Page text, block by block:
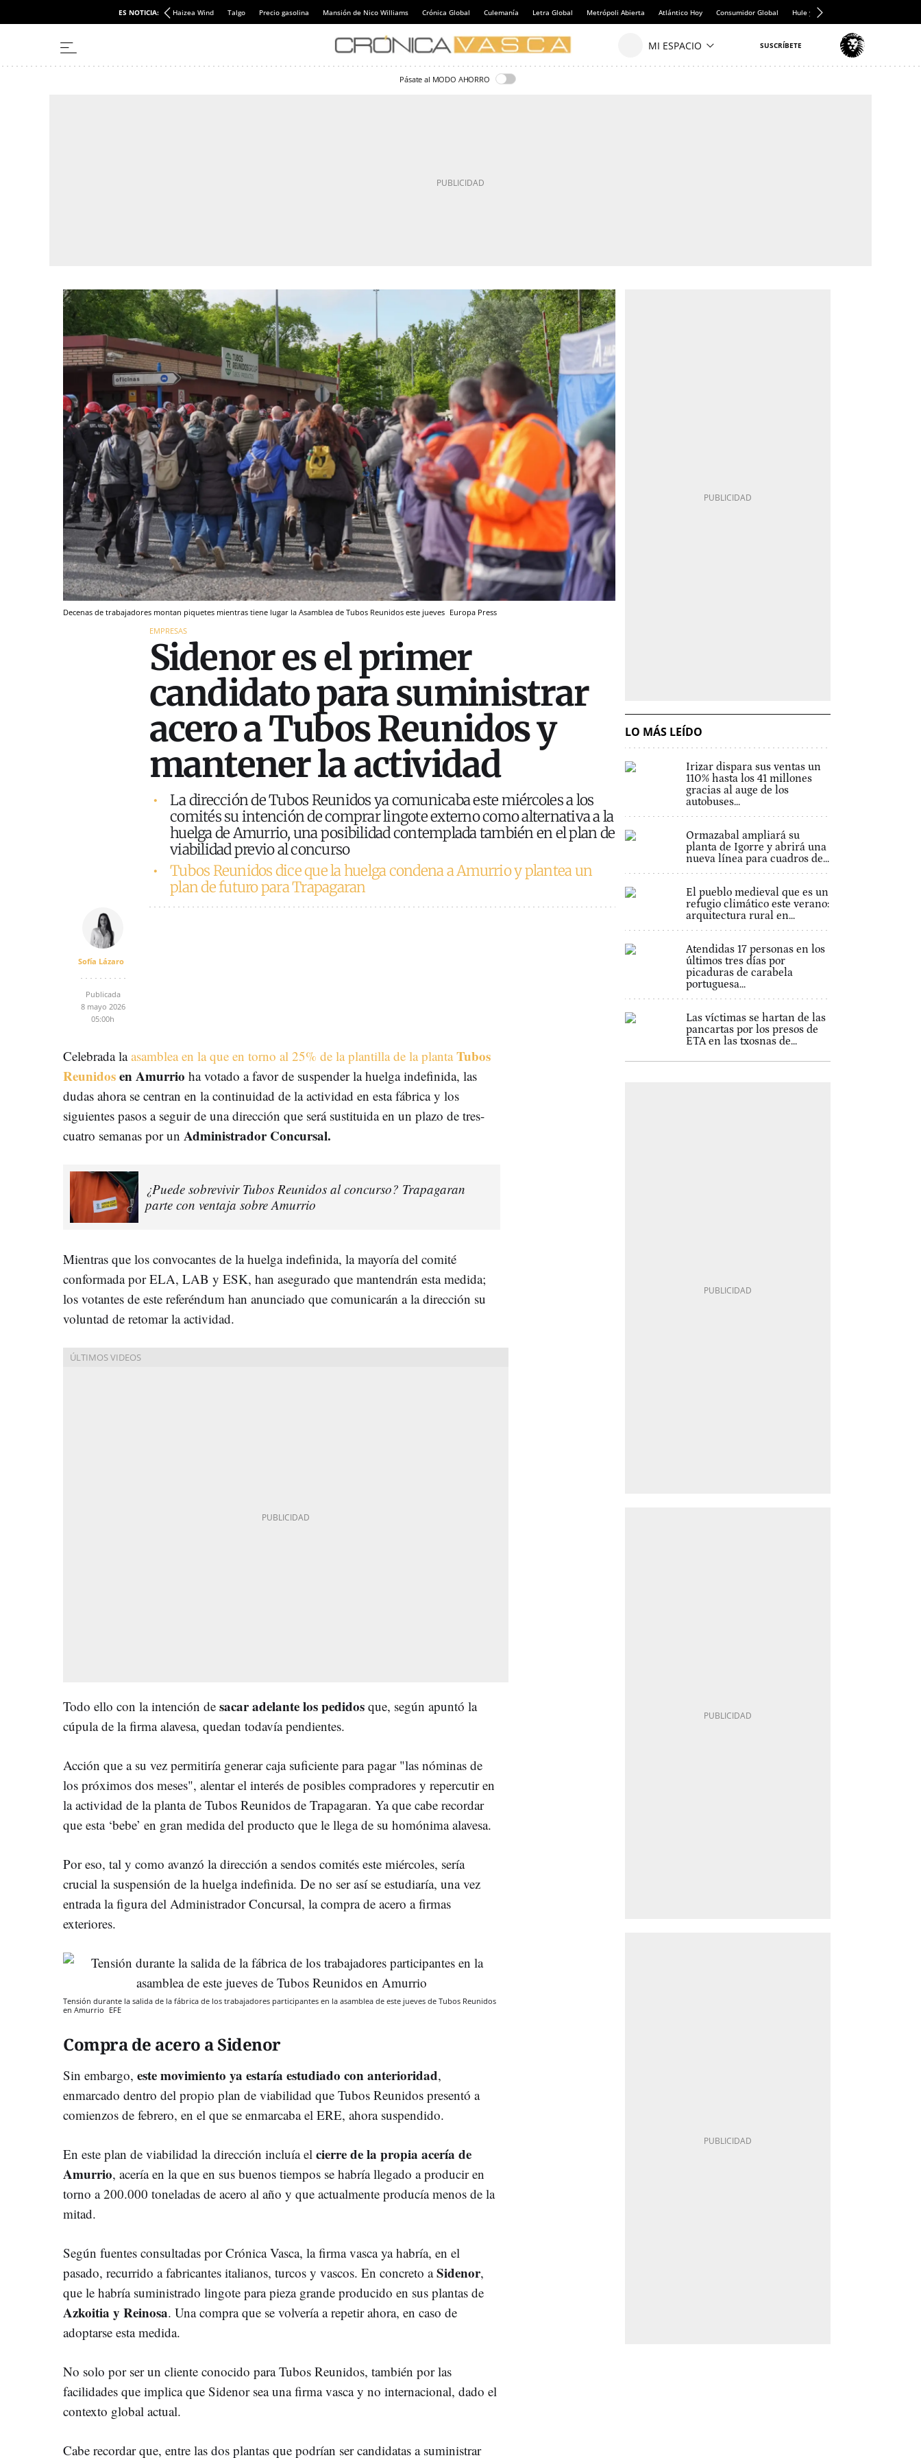
ES NOTICIA:
Apoyo independencia Irizar Haizea Wind Talgo Precio gasolina Mansión de Nico Williams Crónica Global Culemanía Letra Global Metrópoli Abierta Atlántico Hoy Consumidor Global Hule y Mantel
Pásate al MODO AHORRO
Decenas de trabajadores montan piquetes mientras tiene lugar la Asamblea de Tubos Reunidos este jueves Europa Press
EMPRESAS
Sidenor es el primer
candidato para suministrar
acero a Tubos Reunidos y
mantener la actividad
La dirección de Tubos Reunidos ya comunicaba este miércoles a los
comités su intención de comprar lingote externo como alternativa a la
huelga de Amurrio, una posibilidad contemplada también en el plan de
viabilidad previo al concurso
Tubos Reunidos dice que la huelga condena a Amurrio y plantea un
plan de futuro para Trapagaran
Sofía Lázaro
Publicada
8 mayo 2026
05:00h
Celebrada laasamblea en la que en torno al 25% de la plantilla de la plantaTubos
Reunidosen Amurrio ha votado a favor de suspender la huelga indefinida, las
dudas ahora se centran en la continuidad de la actividad en esta fábrica y los
siguientes pasos a seguir de una dirección que será sustituida en un plazo de tres-
cuatro semanas por un Administrador Concursal.
¿Puede sobrevivir Tubos Reunidos al concurso? Trapagaran
parte con ventaja sobre Amurrio
Mientras que los convocantes de la huelga indefinida, la mayoría del comité
conformada por ELA, LAB y ESK, han asegurado que mantendrán esta medida;
los votantes de este referéndum han anunciado que comunicarán a la dirección su
voluntad de retomar la actividad.
Todo ello con la intención de sacar adelante los pedidos que, según apuntó la
cúpula de la firma alavesa, quedan todavía pendientes.
Acción que a su vez permitiría generar caja suficiente para pagar "las nóminas de
los próximos dos meses", alentar el interés de posibles compradores y repercutir en
la actividad de la planta de Tubos Reunidos de Trapagaran. Ya que cabe recordar
que esta ‘bebe’ en gran medida del producto que le llega de su homónima alavesa.
Por eso, tal y como avanzó la dirección a sendos comités este miércoles, sería
crucial la suspensión de la huelga indefinida. De no ser así se estudiaría, una vez
entrada la figura del Administrador Concursal, la compra de acero a firmas
exteriores.
Tensión durante la salida de la fábrica de los trabajadores participantes en la asamblea de este jueves de Tubos Reunidos
en Amurrio EFE
Compra de acero a Sidenor
Sin embargo, este movimiento ya estaría estudiado con anterioridad,
enmarcado dentro del propio plan de viabilidad que Tubos Reunidos presentó a
comienzos de febrero, en el que se enmarcaba el ERE, ahora suspendido.
En este plan de viabilidad la dirección incluía el cierre de la propia acería de
Amurrio, acería en la que en sus buenos tiempos se habría llegado a producir en
torno a 200.000 toneladas de acero al año y que actualmente producía menos de la
mitad.
Según fuentes consultadas por Crónica Vasca, la firma vasca ya habría, en el
pasado, recurrido a fabricantes italianos, turcos y vascos. En concreto aSidenor,
que le habría suministrado lingote para pieza grande producido en sus plantas de
Azkoitia y Reinosa. Una compra que se volvería a repetir ahora, en caso de
adoptarse esta medida.
No solo por ser un cliente conocido para Tubos Reunidos, también por las
facilidades que implica que Sidenor sea una firma vasca y no internacional, dado el
contexto global actual.
Cabe recordar que, entre las dos plantas que podrían ser candidatas a suministrar
LO MÁS LEÍDO
Irizar dispara sus ventas un
110% hasta los 41 millones
gracias al auge de los
autobuses...
Ormazabal ampliará su
planta de Igorre y abrirá una
nueva línea para cuadros de...
El pueblo medieval que es un
refugio climático este verano:
arquitectura rural en...
Atendidas 17 personas en los
últimos tres días por
picaduras de carabela
portuguesa...
Las víctimas se hartan de las
pancartas por los presos de
ETA en las txosnas de...